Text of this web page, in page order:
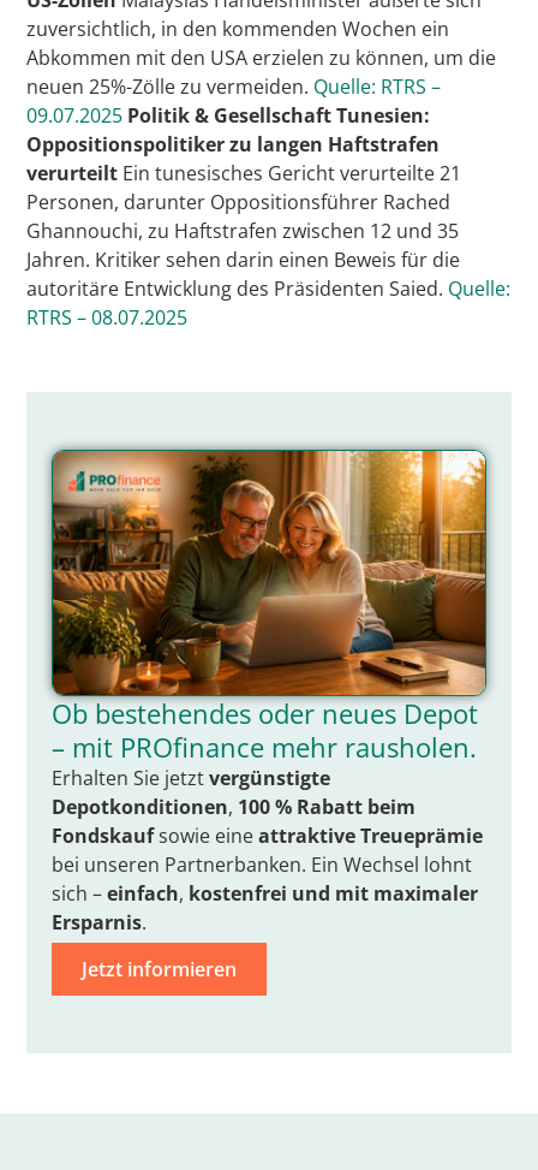
zuversichtlich, in den kommenden Wochen ein
Abkommen mit den USA erzielen zu können, um die
neuen 25%-Zölle zu vermeiden. Quelle: RTRS –
09.07.2025 Politik & GesellschaftTunesien:
Oppositionspolitiker zu langen Haftstrafen
verurteilt Ein tunesisches Gericht verurteilte 21
Personen, darunter Oppositionsführer Rached
Ghannouchi, zu Haftstrafen zwischen 12 und 35
Jahren. Kritiker sehen darin einen Beweis für die
autoritäre Entwicklung des Präsidenten Saied. Quelle:
RTRS – 08.07.2025
Ob bestehendes oder neues Depot
– mit PROfinance mehr rausholen.
Erhalten Sie jetztvergünstigte
Depotkonditionen, 100 % Rabatt beim
Fondskaufsowie eineattraktive Treueprämie
bei unseren Partnerbanken. Ein Wechsel lohnt
sich –einfach, kostenfrei und mit maximaler
Ersparnis.
Jetzt informieren